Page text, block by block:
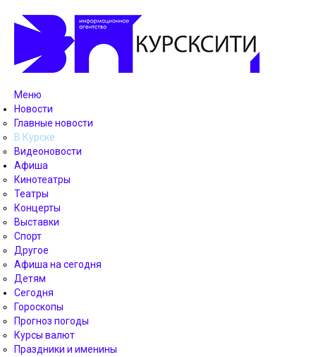
Меню
Новости
Главные новости
В Курске
Видеоновости
Афиша
Кинотеатры
Театры
Концерты
Выставки
Спорт
Другое
Афиша на сегодня
Детям
Сегодня
Гороскопы
Прогноз погоды
Курсы валют
Праздники и именины